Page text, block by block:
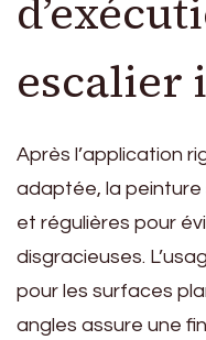
escalier
Après l’application
adaptée, la peinture
et régulières pour
disgracieuses.
pour les surfaces
angles assure une